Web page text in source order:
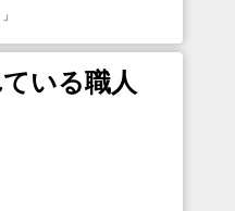
」
いる職人